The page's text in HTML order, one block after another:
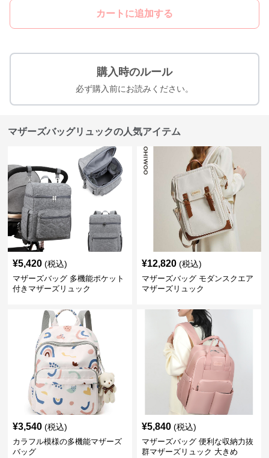
カートに追加する
購入時のルール
必ず購入前にお読みください。
マザーズバッグリュックの人気アイテム
¥5,420 (税込)
マザーズバッグ 多機能ポケット
付きマザーズリュック
¥12,820 (税込)
マザーズバッグ モダンスクエア
マザーズリュック
¥3,540 (税込)
カラフル模様の多機能マザーズ
バッグ
¥5,840 (税込)
マザーズバッグ 便利な収納力抜
群マザーズリュック 大きめ